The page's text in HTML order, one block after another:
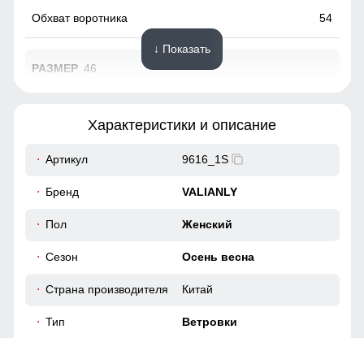
54
46
↓ Показать
Характеристики и описание
Артикул 9616_1S
Бренд VALIANLY
Пол Женский
Сезон Осень весна
Страна производителя Китай
Тип Ветровки